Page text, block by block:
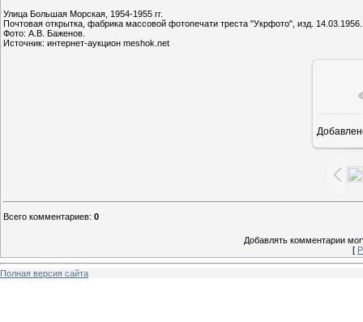
Улица Большая Морская, 1954-1955 гг.
Почтовая открытка, фабрика массовой фотопечати треста "Укрфото", изд. 14.03.1956.
Фото: А.В. Баженов.
Источник: интернет-аукцион meshok.net
Всего комментариев: 0
Добавлять комментарии
[
Полная версия сайта